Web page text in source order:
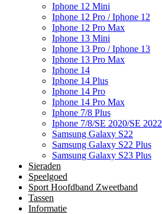
Iphone 12 Mini
Iphone 12 Pro / Iphone 12
Iphone 12 Pro Max
Iphone 13 Mini
Iphone 13 Pro / Iphone 13
Iphone 13 Pro Max
Iphone 14
Iphone 14 Plus
Iphone 14 Pro
Iphone 14 Pro Max
Iphone 7/8 Plus
Iphone 7/8/SE 2020/SE 2022
Samsung Galaxy S22
Samsung Galaxy S22 Plus
Samsung Galaxy S23 Plus
Sieraden
Speelgoed
Sport Hoofdband Zweetband
Tassen
Informatie